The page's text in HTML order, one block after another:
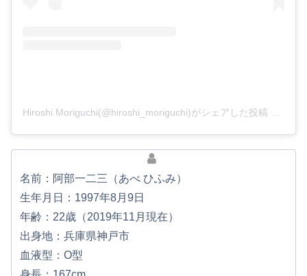
Hiroshi Moriguchi(@hiroshi_moriguchi)がシェアした投稿
名前：阿部一二三（あべ ひふみ）
生年月日：1997年8月9日
年齢：22歳（2019年11月現在）
出身地：兵庫県神戸市
血液型：O型